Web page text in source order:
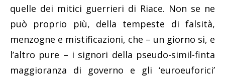
quelle dei mitici guerrieri di Riace. Non se ne
può proprio più, della tempeste di falsità,
menzogne e mistificazioni, che – un giorno si, e
l’altro pure – i signori della pseudo-simil-finta
maggioranza di governo e gli ‘euroeuforici’